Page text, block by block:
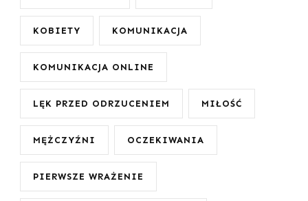
KOBIETY KOMUNIKACJA
KOMUNIKACJA ONLINE
LĘK PRZED ODRZUCENIEM MIŁOŚĆ
MĘŻCZYŹNI OCZEKIWANIA
PIERWSZE WRAŻENIE